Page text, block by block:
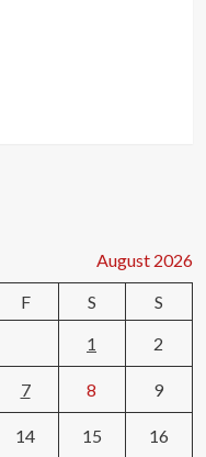
August 2026
F S
S
1
2
7 8 9
14 15 16